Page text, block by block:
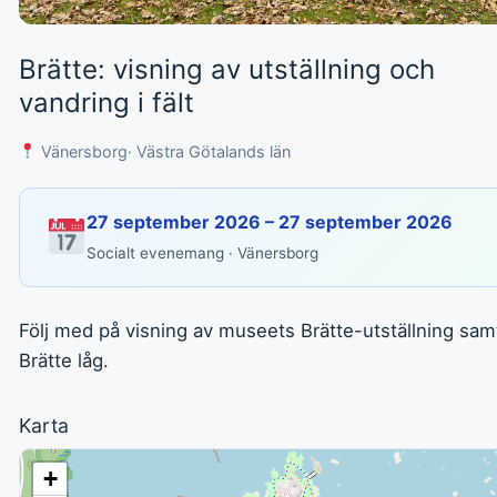
Brätte: visning av utställning och
vandring i fält
Vänersborg· Västra Götalands län
27 september 2026 – 27 september 2026
Socialt evenemang · Vänersborg
Följ med på visning av museets Brätte-utställning
Brätte låg.
Karta
+